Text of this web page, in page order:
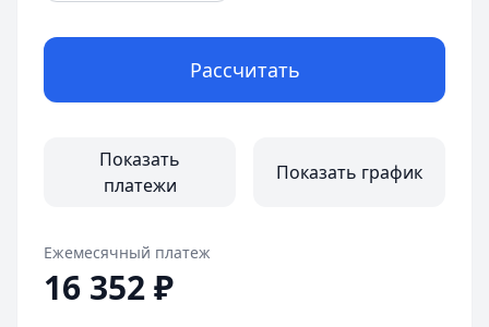
Рассчитать
Показать
платежи
Показать график
Ежемесячный платеж
16 352₽